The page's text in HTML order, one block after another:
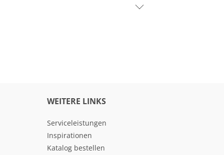
WEITERE LINKS
Serviceleistungen
Inspirationen
Katalog bestellen